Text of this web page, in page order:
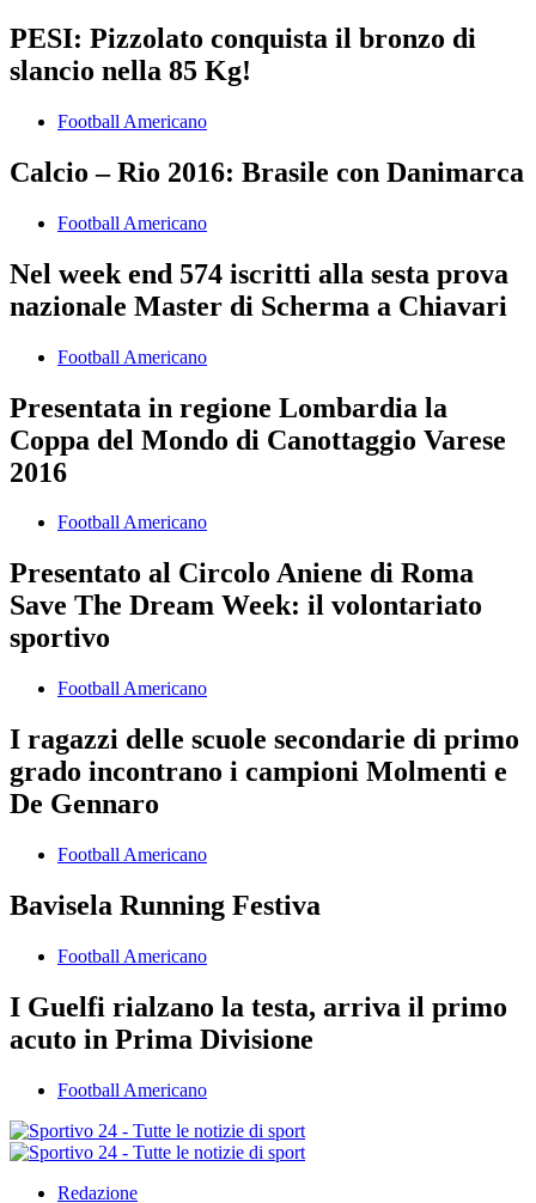
PESI: Pizzolato conquista il bronzo di
slancio nella 85 Kg!
Football Americano
Calcio – Rio 2016: Brasile con Danimarca
Football Americano
Nel week end 574 iscritti alla sesta prova
nazionale Master di Scherma a Chiavari
Football Americano
Presentata in regione Lombardia la
Coppa del Mondo di Canottaggio Varese
2016
Football Americano
Presentato al Circolo Aniene di Roma
Save The Dream Week: il volontariato
sportivo
Football Americano
I ragazzi delle scuole secondarie di primo
grado incontrano i campioni Molmenti e
De Gennaro
Football Americano
Bavisela Running Festiva
Football Americano
I Guelfi rialzano la testa, arriva il primo
acuto in Prima Divisione
Football Americano
Redazione